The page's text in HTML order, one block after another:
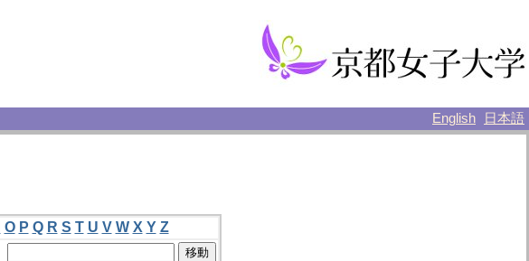
English 日本語
O P Q R S T U V W X Y Z